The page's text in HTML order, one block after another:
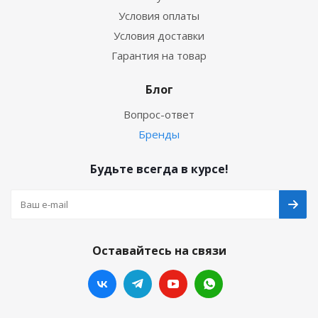
Условия оплаты
Условия доставки
Гарантия на товар
Блог
Вопрос-ответ
Бренды
Будьте всегда в курсе!
Оставайтесь на связи